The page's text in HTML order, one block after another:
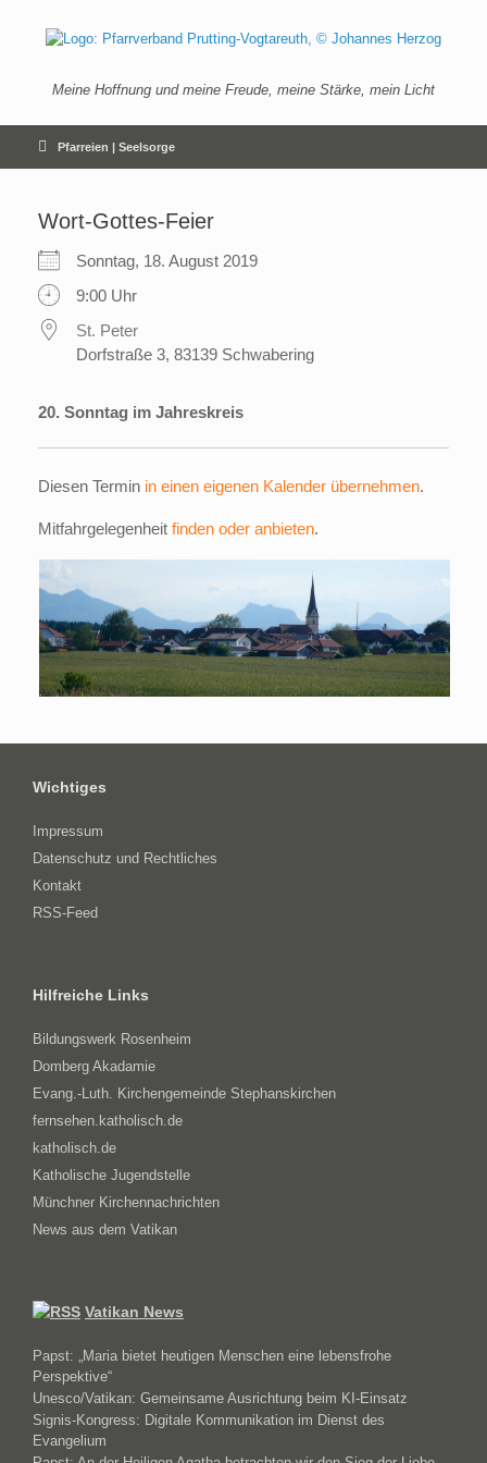
springen
Meine Hoffnung und meine Freude, meine Stärke, mein Licht
Pfarreien | Seelsorge
Wort-Gottes-Feier
Sonntag, 18. August 2019
9:00 Uhr
St. Peter
Dorfstraße 3, 83139 Schwabering
20. Sonntag im Jahreskreis
Diesen Termin in einen eigenen Kalender übernehmen.
Mitfahrgelegenheit finden oder anbieten.
Wichtiges
Impressum
Datenschutz und Rechtliches
Kontakt
RSS-Feed
Hilfreiche Links
Bildungswerk Rosenheim
Domberg Akadamie
Evang.-Luth. Kirchengemeinde Stephanskirchen
fernsehen.katholisch.de
katholisch.de
Katholische Jugendstelle
Münchner Kirchennachrichten
News aus dem Vatikan
Vatikan News
Papst: „Maria bietet heutigen Menschen eine lebensfrohe
Perspektive“
Unesco/Vatikan: Gemeinsame Ausrichtung beim KI-Einsatz
Signis-Kongress: Digitale Kommunikation im Dienst des
Evangelium